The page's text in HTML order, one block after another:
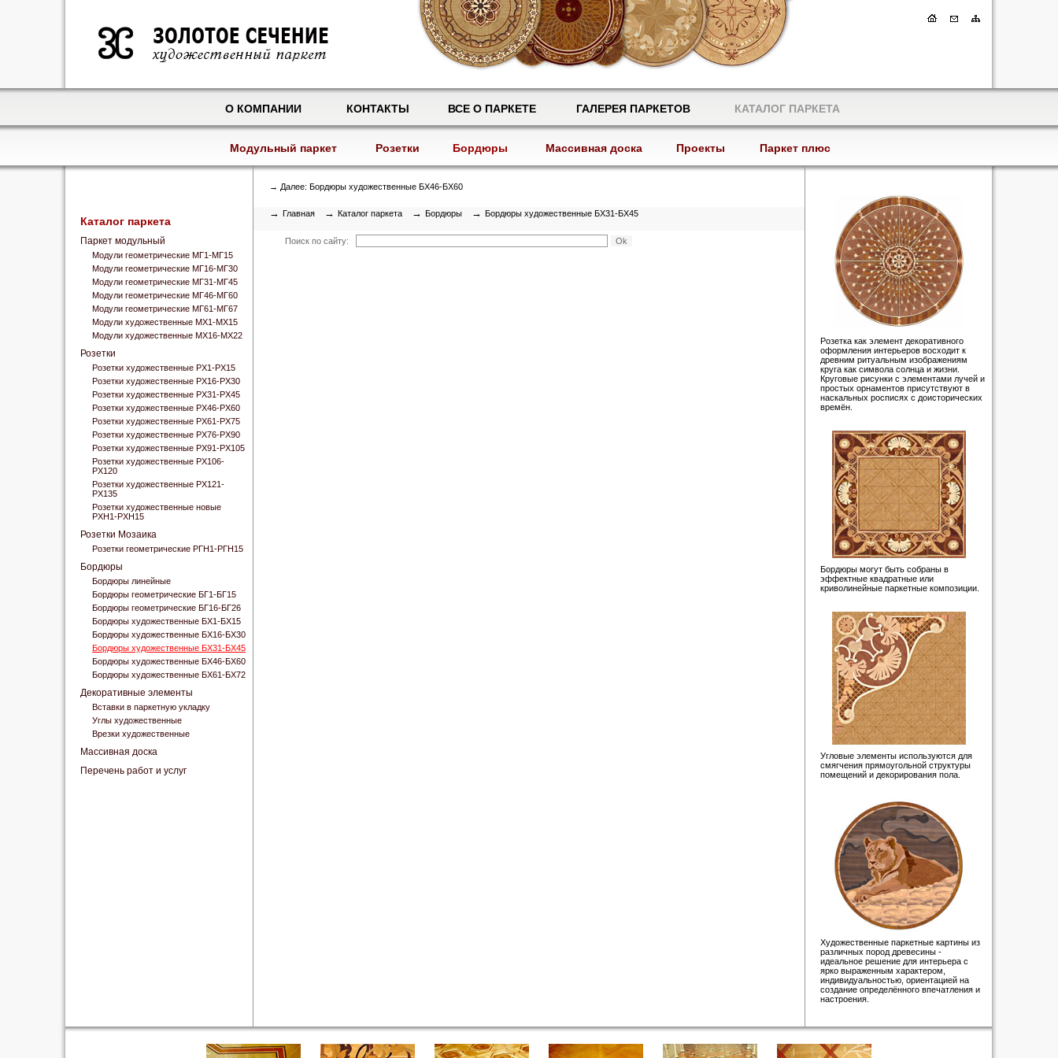
О КОМПАНИИ КОНТАКТЫ ВСЕ О ПАРКЕТЕ ГАЛЕРЕЯ ПАРКЕТОВ КАТАЛОГ ПАРКЕТА
Модульный паркет Розетки Бордюры Массивная доска Проекты Паркет плюс
Каталог паркета
Паркет модульный
Модули геометрические МГ1-МГ15
Модули геометрические МГ16-МГ30
Модули геометрические МГ31-МГ45
Модули геометрические МГ46-МГ60
Модули геометрические МГ61-МГ67
Модули художественные МХ1-МХ15
Модули художественные МХ16-МХ22
Розетки
Розетки художественные РХ1-РХ15
Розетки художественные РХ16-РХ30
Розетки художественные РХ31-РХ45
Розетки художественные РХ46-РХ60
Розетки художественные РХ61-РХ75
Розетки художественные РХ76-РХ90
Розетки художественные РХ91-РХ105
Розетки художественные РХ106-
РХ120
Розетки художественные РХ121-
РХ135
Розетки художественные новые
РХН1-РХН15
Розетки Мозаика
Розетки геометрические РГН1-РГН15
Бордюры
Бордюры линейные
Бордюры геометрические БГ1-БГ15
Бордюры геометрические БГ16-БГ26
Бордюры художественные БХ1-БХ15
Бордюры художественные БХ16-БХ30
Бордюры художественные БХ31-БХ45
Бордюры художественные БХ46-БХ60
Бордюры художественные БХ61-БХ72
Декоративные элементы
Вставки в паркетную укладку
Углы художественные
Врезки художественные
Массивная доска
Перечень работ и услуг
→ Далее: Бордюры художественные БХ46-БХ60
→ Главная → Каталог паркета → Бордюры → Бордюры художественные БХ31-БХ45
Поиск по сайту:
Розетка как элемент декоративного
оформления интерьеров восходит к
древним ритуальным изображениям
круга как символа солнца и жизни.
Круговые рисунки с элементами лучей и
простых орнаментов присутствуют в
наскальных росписях с доисторических
времён.
Бордюры могут быть собраны в
эффектные квадратные или
криволинейные паркетные композиции.
Угловые элементы используются для
смягчения прямоугольной структуры
помещений и декорирования пола.
Художественные паркетные картины из
различных пород древесины -
идеальное решение для интерьера с
ярко выраженным характером,
индивидуальностью, ориентацией на
создание определённого впечатления и
настроения.